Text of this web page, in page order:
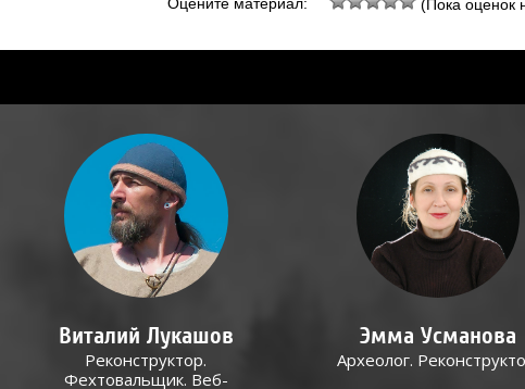
Оцените материал: (Пока оценок
Виталий Лукашов
Реконструктор.
Фехтовальщик. Веб-
Эмма Усманова
Археолог.